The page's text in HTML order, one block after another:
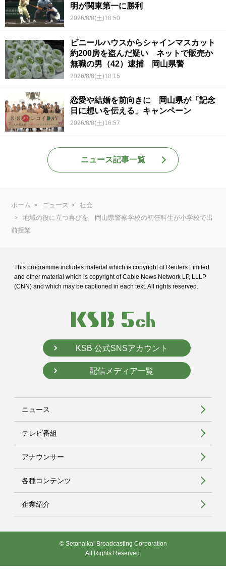
明が関東第一に勝利
2026/8/8(土)18:50
ビニールハウスからシャインマスカット
約200房を盗んだ疑い ネットで販売か
無職の男（42）逮捕 岡山県警
2026/8/8(土)18:15
恋愛や結婚を前向きに 岡山県が「記念
日に想いを伝える」キャンペーン
2026/8/8(土)16:57
ニュース記事一覧
ホーム ニュース
社会
地域の役に立つ喜びを 岡山県警察学校の初任科生が小学校で出
前授業
This programme includes material which is copyright of Reuters Limited
and other material which is copyright of Cable News Network LP, LLLP
(CNN) and which may be captioned in each text. All rights reserved.
KSB 公式SNSアカウント
配信メディア一覧
ニュース
テレビ番組
アナウンサー
各種コンテンツ
企業紹介
© Setonaikai Broadcasting Corporation
All Rights Reserved.